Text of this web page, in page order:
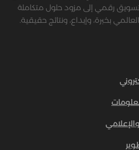
تسويق رقمي إلى مزود حلول متكاملة
بخبرة، وإبداع، ونتائج حقيقية.